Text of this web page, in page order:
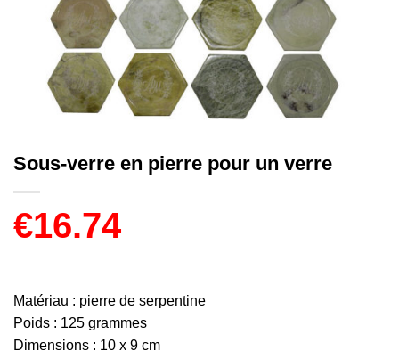
Sous-verre en pierre pour un verre
€16.74
Matériau : pierre de serpentine
Poids : 125 grammes
Dimensions : 10 x 9 cm